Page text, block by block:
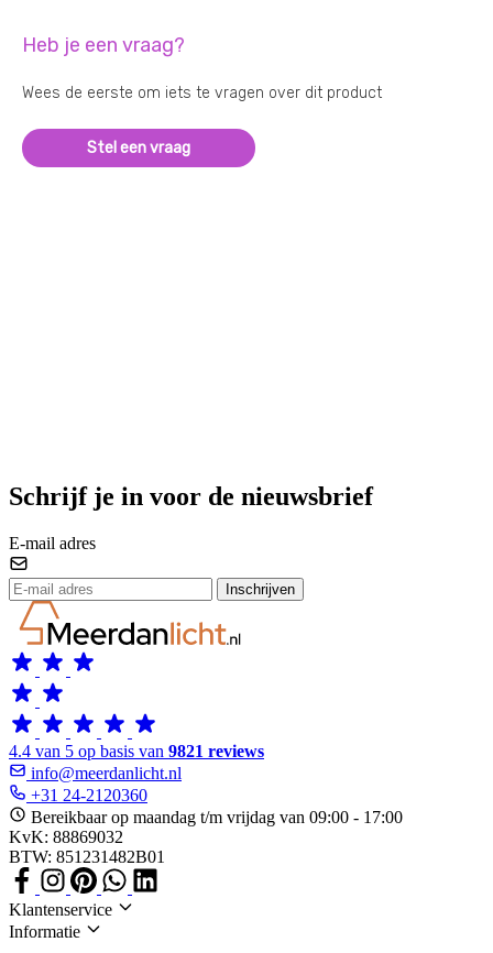
Heb je een vraag?
Wees de eerste om iets te vragen over dit product
Stel een vraag
Schrijf je in voor de nieuwsbrief
E-mail adres
Inschrijven
4.4 van 5 op basis van 9821 reviews
info@meerdanlicht.nl
+31 24-2120360
Bereikbaar op maandag t/m vrijdag van 09:00 - 17:00
KvK: 88869032
BTW: 851231482B01
Klantenservice
Informatie